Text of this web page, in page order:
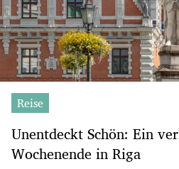
Reise
Unentdeckt Schön: Ein
Wochenende in Riga